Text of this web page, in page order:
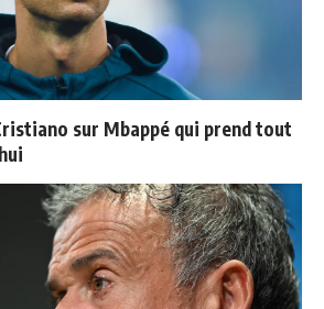
sur Mbappé qui prend tout